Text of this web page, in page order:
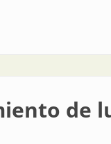
de